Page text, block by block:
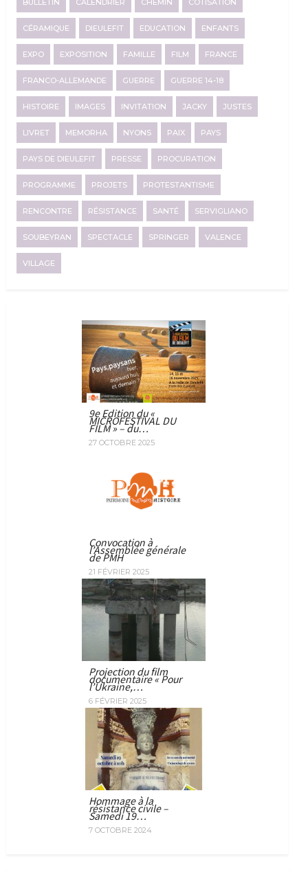
BULLETIN CALENDRIER CHEMIN COTISATION
CÉRAMIQUE DIEULEFIT EDUCATION ENFANTS
EXPO EXPOSITION FAMILLE FILM FRANCE
FRANCO-ALLEMANDE GUERRE GUERRE 14-18
HISTOIRE IMAGES INVITATION JACKY JUSTES
LIVRET MEMORHA NYONS PAIX PAYS
PAYS DE DIEULEFIT PRESSE PROCURATION
PROGRAMME PROJETS PROTESTANTISME
RENCONTRE RÉSISTANCE SANTÉ SERVIGLIANO
SOUBEYRAN SPECTACLE SPRINGER VALENCE
VILLAGE
9e Edition du «
MICROFESTIVAL DU
FILM » – du…
27 OCTOBRE 2025
Convocation à
l’Assemblée générale
de PMH
21 FÉVRIER 2025
Projection du film
documentaire « Pour
l’Ukraine,…
6 FÉVRIER 2025
Hommage à la
résistance civile –
Samedi 19…
7 OCTOBRE 2024